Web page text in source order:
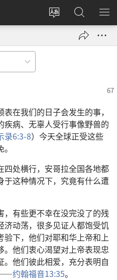
更
登
录
（打
搜
索
JW.ORG
显
在我们的日子会发生的事，
病、无辜人受行事像野兽的
录6:3-8）今天全球正受这些
四处横行，安哥拉全国各地都
于这种情况下，究竟有什么遭
，有些更不幸在没完没了的残
济动荡，很多见证人都饱受饥
验下，他们对耶和华上帝和上
。他们衷心渴望对上帝表现忠
他们彼此相爱，充分表明自
——约翰福音13:35。